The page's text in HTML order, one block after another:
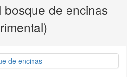
bosque de encinas